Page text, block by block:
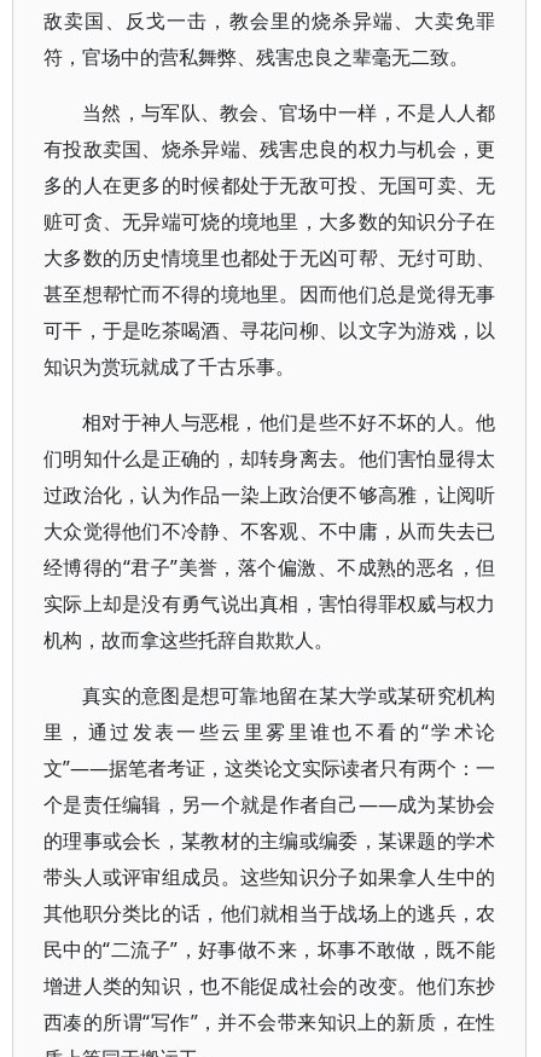
敌卖国、反戈一击，教会里的烧杀异端、大卖免罪
符，官场中的营私舞弊、残害忠良之辈毫无二致。
当然，与军队、教会、官场中一样，不是人人都
有投敌卖国、烧杀异端、残害忠良的权力与机会，更
多的人在更多的时候都处于无敌可投、无国可卖、无
赃可贪、无异端可烧的境地里，大多数的知识分子在
大多数的历史情境里也都处于无凶可帮、无纣可助、
甚至想帮忙而不得的境地里。因而他们总是觉得无事
可干，于是吃茶喝酒、寻花问柳、以文字为游戏，以
知识为赏玩就成了千古乐事。
相对于神人与恶棍，他们是些不好不坏的人。他
们明知什么是正确的，却转身离去。他们害怕显得太
过政治化，认为作品一染上政治便不够高雅，让阅听
大众觉得他们不冷静、不客观、不中庸，从而失去已
经博得的“君子”美誉，落个偏激、不成熟的恶名，但
实际上却是没有勇气说出真相，害怕得罪权威与权力
机构，故而拿这些托辞自欺欺人。
真实的意图是想可靠地留在某大学或某研究机构
里，通过发表一些云里雾里谁也不看的“学术论
文”——据笔者考证，这类论文实际读者只有两个：一
个是责任编辑，另一个就是作者自己——成为某协会
的理事或会长，某教材的主编或编委，某课题的学术
带头人或评审组成员。这些知识分子如果拿人生中的
其他职分类比的话，他们就相当于战场上的逃兵，农
民中的“二流子”，好事做不来，坏事不敢做，既不能
增进人类的知识，也不能促成社会的改变。他们东抄
西凑的所谓“写作”，并不会带来知识上的新质，在性